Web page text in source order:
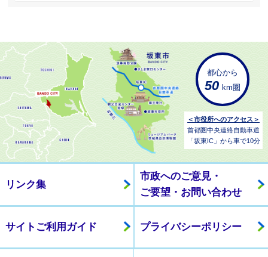
都心から
50 km圏
＜市役所へのアクセス＞
首都圏中央連絡自動車道
「坂東IC」から車で10分
リンク集
市政へのご意見・
ご要望・お問い合わせ
サイトご利用ガイド プライバシーポリシー